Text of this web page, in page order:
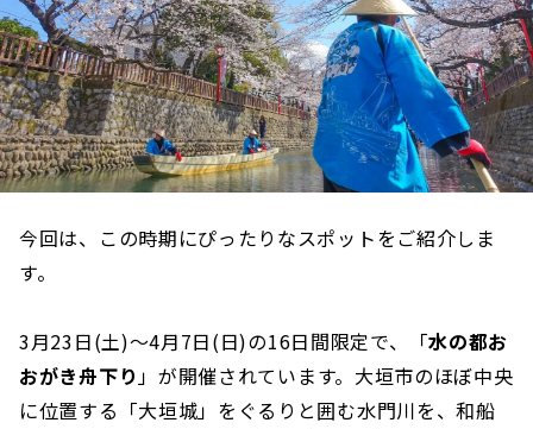
今回は、この時期にぴったりなスポットをご紹介しま
す。
3月23日(土)～4月7日(日)の16日間限定で、「水の都お
おがき舟下り」が開催されています。大垣市のほぼ中央
に位置する「大垣城」をぐるりと囲む水門川を、和船